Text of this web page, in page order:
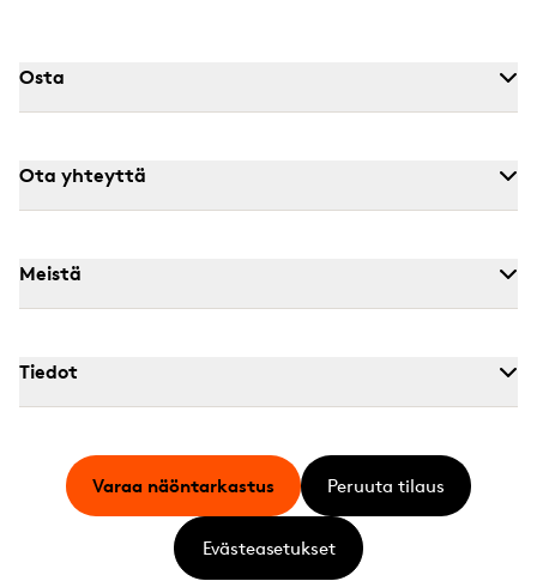
Osta
Ota yhteyttä
Meistä
Tiedot
Varaa näöntarkastus Peruuta tilaus
Evästeasetukset